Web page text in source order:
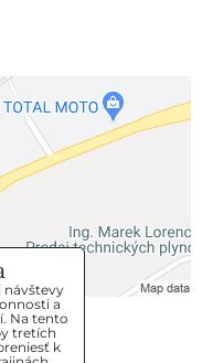
návštevy
a
Na tento
tretích
k